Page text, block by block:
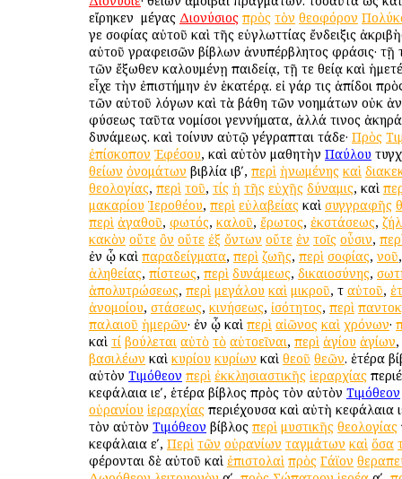
εἴρηκεν ὁ μέγας Διονύσιος πρὸς τὸν θεοφόρον
γε σοφίας αὐτοῦ καὶ τῆς εὐγλωττίας ἔνδειξις
αὐτοῦ γραφεισῶν βίβλων ἀνυπέρβλητος φράσις· τῇ
τῶν ἔξωθεν καλουμένῃ παιδείᾳ, τῇ τε θείᾳ καὶ
εἶχε τὴν ἐπιστήμην ἐν ἑκατέρᾳ. εἰ γάρ τις ἀπίδοι
τῶν αὐτοῦ λόγων καὶ τὰ βάθη τῶν νοημάτων οὐκ
φύσεως ταῦτα νομίσοι γεννήματα, ἀλλά τινος
δυνάμεως. καὶ τοίνυν αὐτῷ γέγραπται τάδε· Πρὸς
ἐπίσκοπον Ἐφέσου, καὶ αὐτὸν μαθητὴν Παύλου
θείων ὀνομάτων βιβλία ιβʹ, περὶ ἡνωμένης καὶ
θεολογίας, περὶ τοῦ, τίς ἡ τῆς εὐχῆς δύναμις, καὶ
μακαρίου Ἱεροθέου, περὶ εὐλαβείας καὶ συγγραφῆς
περὶ ἀγαθοῦ, φωτός, καλοῦ, ἔρωτος, ἐκστάσεως,
κακὸν οὔτε ὂν οὔτε ἐξ ὄντων οὔτε ἐν τοῖς οὖσιν,
ἐν ᾧ καὶ παραδείγματα, περὶ ζωῆς, περὶ σοφίας,νοῦ
ἀληθείας, πίστεως, περὶ δυνάμεως, δικαιοσύνης,
ἀπολυτρώσεως, περὶ μεγάλου καὶ μικροῦ, τ αὐτοῦ,
ἀνομοίου, στάσεως, κινήσεως, ἰσότητος, περὶ
παλαιοῦ ἡμερῶν· ἐν ᾧ καὶ περὶ αἰῶνος καὶ χρόνων·
καὶ τί βούλεται αὐτὸ τὸ αὐτοεῖναι, περὶ ἁγίου ἁγίων,
βασιλέων καὶ κυρίου κυρίων καὶ θεοῦ θεῶν. ἑτέρα
αὐτὸν Τιμόθεον περὶ ἐκκλησιαστικῆς ἱεραρχίας
κεφάλαια ιεʹ, ἑτέρα βίβλος πρὸς τὸν αὐτὸν Τιμόθεον
οὐρανίου ἱεραρχίας περιέχουσα καὶ αὐτὴ κεφάλαια
τὸν αὐτὸν Τιμόθεον βίβλος περὶ μυστικῆς θεολογίας
κεφάλαια εʹ, Περὶ τῶν οὐρανίων ταγμάτων καὶ ὅσα
φέρονται δὲ αὐτοῦ καὶ ἐπιστολαὶ πρὸς Γάϊον